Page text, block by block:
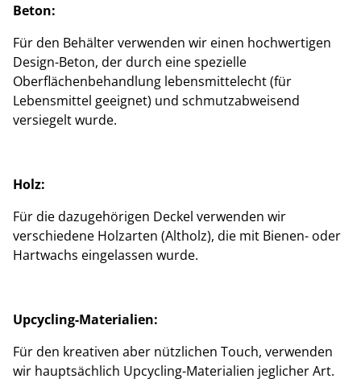
Beton:
Für den Behälter verwenden wir einen hochwertigen
Design-Beton, der durch eine spezielle
Oberflächenbehandlung lebensmittelecht (für
Lebensmittel geeignet) und schmutzabweisend
versiegelt wurde.
Holz:
Für die dazugehörigen Deckel verwenden wir
verschiedene Holzarten (Altholz), die mit Bienen- oder
Hartwachs eingelassen wurde.
Upcycling-Materialien:
Für den kreativen aber nützlichen Touch, verwenden
wir hauptsächlich Upcycling-Materialien jeglicher Art.